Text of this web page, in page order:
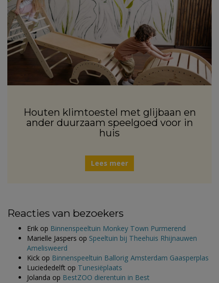
Houten klimtoestel met glijbaan en
ander duurzaam speelgoed voor in
huis
Lees meer
Reacties van bezoekers
Erik op Binnenspeeltuin Monkey Town Purmerend
Marielle Jaspers op Speeltuin bij Theehuis Rhijnauwen
Amelisweerd
Kick op Binnenspeeltuin Ballorig Amsterdam Gaasperplas
Luciededelft op Tunesiëplaats
Jolanda op BestZOO dierentuin in Best